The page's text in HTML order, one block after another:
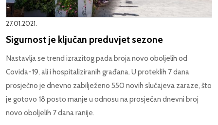
27.01.2021.
Sigurnost je ključan preduvjet sezone
Nastavlja se trend izrazitog pada broja novo oboljelih od
Covida-19, ali i hospitaliziranih građana. U proteklih 7 dana
prosječno je dnevno zabilježeno 550 novih slučajeva zaraze, što
je gotovo 18 posto manje u odnosu na prosječan dnevni broj
novo oboljelih 7 dana ranije.